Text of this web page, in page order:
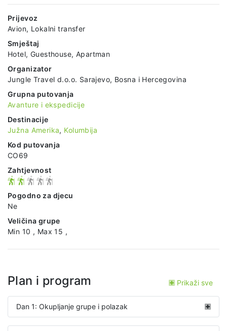
Prijevoz
Avion, Lokalni transfer
Smještaj
Hotel, Guesthouse, Apartman
Organizator
Jungle Travel d.o.o. Sarajevo, Bosna i Hercegovina
Grupna putovanja
Avanture i ekspedicije
Destinacije
Južna Amerika, Kolumbija
Kod putovanja
CO69
Zahtjevnost
Pogodno za djecu
Ne
Veličina grupe
Min 10 , Max 15 ,
Plan i program Prikaži sve
Dan 1: Okupljanje grupe i polazak